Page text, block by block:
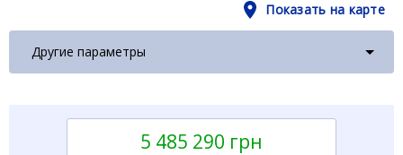
Показать на карте
Другие параметры
5 485 290 грн